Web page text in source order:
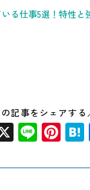
る仕事5選！特性と
記事をシェアする
X Line